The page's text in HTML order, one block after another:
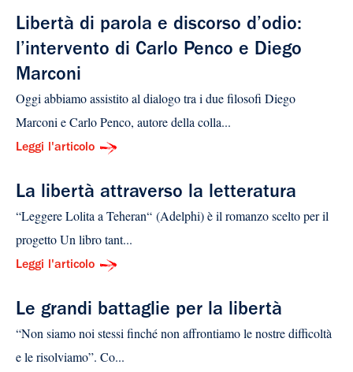
Libertà di parola e discorso d’odio:
l’intervento di Carlo Penco e Diego
Marconi
Oggi abbiamo assistito al dialogo tra i due filosofi Diego
Marconi e Carlo Penco, autore della colla...
Leggi l'articolo
La libertà attraverso la letteratura
“Leggere Lolita a Teheran“ (Adelphi) è il romanzo scelto per il
progetto Un libro tant...
Leggi l'articolo
Le grandi battaglie per la libertà
“Non siamo noi stessi finché non affrontiamo le nostre difficoltà
e le risolviamo”. Co...